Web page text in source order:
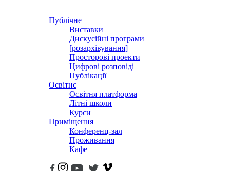
Публічне
Виставки
Дискусійні програми
[розархівування]
Просторові проекти
Цифрові розповіді
Публікації
Освітнє
Освітня платформа
Літні школи
Курси
Приміщення
Конференц-зал
Проживання
Кафе